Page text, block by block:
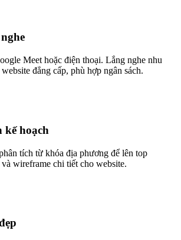
Meet hoặc điện thoại. Lắng nghe nhu
đẳng cấp, phù hợp ngân sách.
kế hoạch
tích từ khóa địa phương để lên top
wireframe chi tiết cho website.